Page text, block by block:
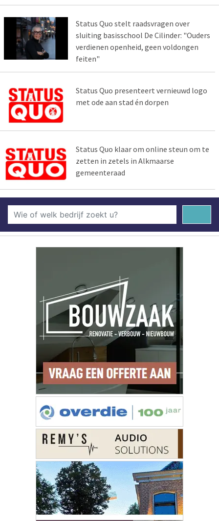
Status Quo stelt raadsvragen over
sluiting basisschool De Cilinder: "Ouders
verdienen openheid, geen voldongen
feiten"
Status Quo presenteert vernieuwd logo
met ode aan stad én dorpen
Status Quo klaar om online steun om te
zetten in zetels in Alkmaarse
gemeenteraad